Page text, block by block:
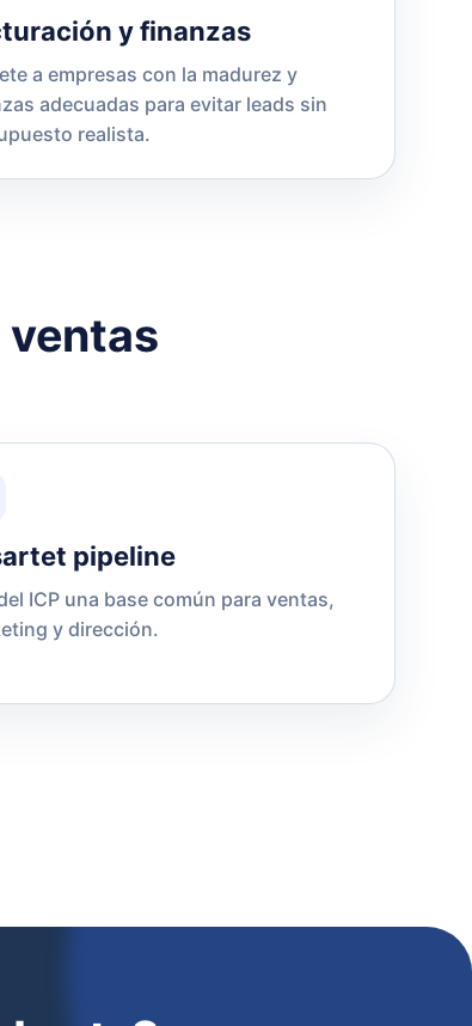
y finanzas
a empresas con la madurez y
adecuadas para evitar leads sin
realista.
pipeline
ICP una base común para ventas,
y dirección.